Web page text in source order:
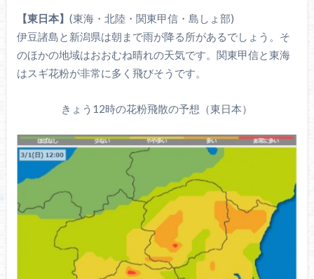
【東日本】 (東海・北陸・関東甲信・島しょ部)
伊豆諸島と新潟県は朝まで雨が降る所があるでしょう。そ
のほかの地域はおおむね晴れの天気です。関東甲信と東海
はスギ花粉が非常に多く飛びそうです。
きょう12時の花粉飛散の予想（東日本）